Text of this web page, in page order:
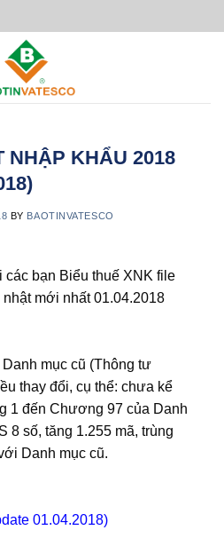
NHẬP KHẨU 2018
BY BAOTINVATESCO
các bạn Biểu thuế XNK file
mới nhất 01.04.2018
mục cũ (Thông tư
thay đổi, cụ thể: chưa kể
1 đến Chương 97 của Danh
8 số, tăng 1.255 mã, trùng
Danh mục cũ.
01.04.2018)